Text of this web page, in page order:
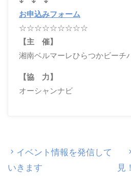
お申込みフォーム
☆☆☆☆☆☆☆☆☆
【主 催】
湘南ベルマーレひらつかビーチ
【協 力】
オーシャンナビ
イベント情報を発信して
いきます
見